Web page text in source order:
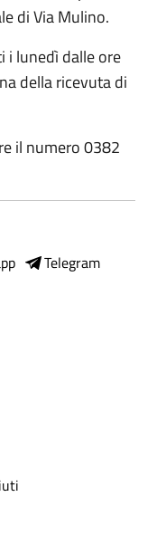
di Via Mulino.
i lunedì dalle ore
della ricevuta di
il numero 0382
Telegram